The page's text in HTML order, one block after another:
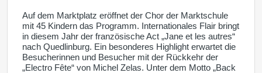
Auf dem Marktplatz eröffnet der Chor der Marktschule
mit 45 Kindern das Programm. Internationales Flair bringt
in diesem Jahr der französische Act „Jane et les autres“
nach Quedlinburg. Ein besonderes Highlight erwartet die
Besucherinnen und Besucher mit der Rückkehr der
„Electro Fête“ von Michel Zelas. Unter dem Motto „Back